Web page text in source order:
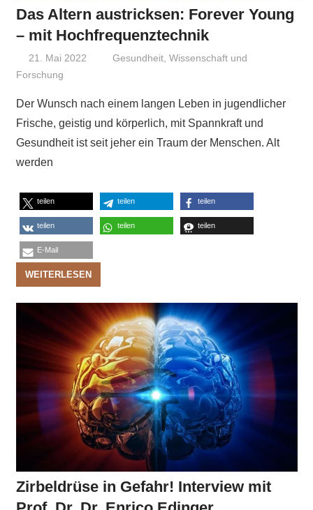
Das Altern austricksen: Forever Young
– mit Hochfrequenztechnik
21. Mai 2022 Niki Vogt
Gesundheit,Wissenschaft und
Forschung
Der Wunsch nach einem langen Leben in jugendlicher
Frische, geistig und körperlich, mit Spannkraft und
Gesundheit ist seit jeher ein Traum der Menschen. Alt
werden
teilen teilen teilen
teilen teilen teilen
E-Mail
WEITERLESEN
Zirbeldrüse in Gefahr! Interview mit